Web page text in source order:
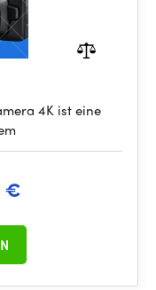
4K ist eine
€